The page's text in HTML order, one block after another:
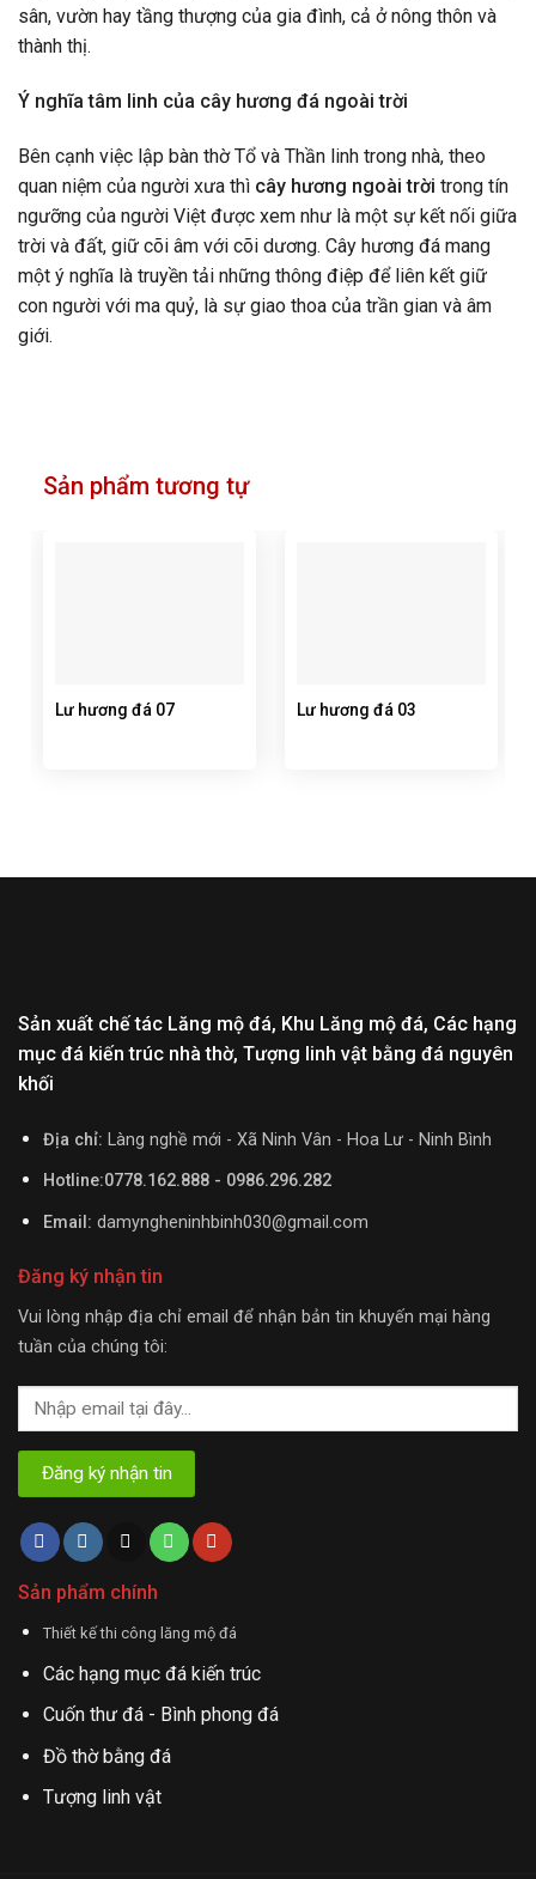
sân, vườn hay tầng thượng của gia đình, cả ở nông thôn và
thành thị.
Ý nghĩa tâm linh của cây hương đá ngoài trời
Bên cạnh việc lập bàn thờ Tổ và Thần linh trong nhà, theo
quan niệm của người xưa thì cây hương ngoài trời trong tín
ngưỡng của người Việt được xem như là một sự kết nối giữa
trời và đất, giữ cõi âm với cõi dương. Cây hương đá mang
một ý nghĩa là truyền tải những thông điệp để liên kết giữ
con người với ma quỷ, là sự giao thoa của trần gian và âm
giới.
Sản phẩm tương tự
Lư hương đá 07 Lư hương đá 03
Sản xuất chế tác Lăng mộ đá, Khu Lăng mộ đá, Các hạng
mục đá kiến trúc nhà thờ, Tượng linh vật bằng đá nguyên
khối
Địa chỉ: Làng nghề mới - Xã Ninh Vân - Hoa Lư - Ninh Bình
Hotline:0778.162.888 - 0986.296.282
Email: damyngheninhbinh030@gmail.com
Đăng ký nhận tin
Vui lòng nhập địa chỉ email để nhận bản tin khuyến mại hàng
tuần của chúng tôi:
Sản phẩm chính
Thiết kế thi công lăng mộ đá
Các hạng mục đá kiến trúc
Cuốn thư đá - Bình phong đá
Đồ thờ bằng đá
Tượng linh vật